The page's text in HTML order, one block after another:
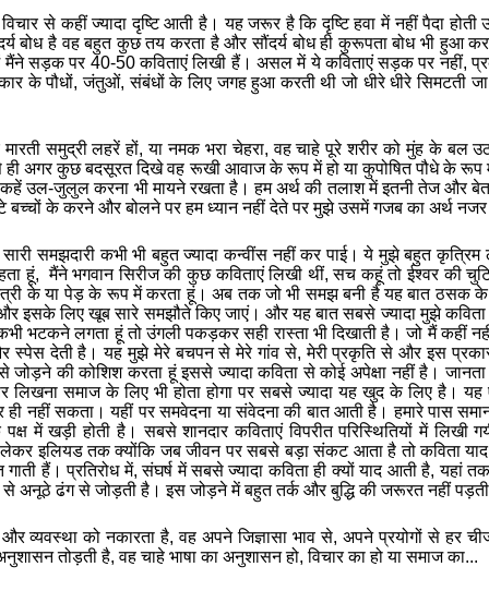
विचार से कहीं ज्यादा दृष्टि आती है। यह जरूर है कि दृष्टि हवा में नहीं पैदा होती
बोध है वह बहुत कुछ तय करता है और सौंदर्य बोध ही कुरूपता बोध भी हुआ
मैंने सड़क पर40-50कविताएं लिखी हैं। असल में ये कविताएं सड़क पर नहीं,
के पौधों,जंतुओं,संबंधों के लिए जगह हुआ करती थी जो धीरे धीरे सिमटती जा
मारती समुद्री लहरें हों,या नमक भरा चेहरा,वह चाहे पूरे शरीर को मुंह के बल
ही अगर कुछ बदसूरत दिखे वह रूखी आवाज के रूप में हो या कुपोषित पौधे के रूप
कहें उल-जुलुल करना भी मायने रखता है। हम अर्थ की तलाश में इतनी तेज और
बच्चों के करने और बोलने पर हम ध्यान नहीं देते पर मुझे उसमें गजब का अर्थ नजर
सारी समझदारी कभी भी बहुत ज्यादा कन्वींस नहीं कर पाई। ये मुझे बहुत कृत्रिम
हूं,मैंने भगवान सिरीज की कुछ कविताएं लिखी थीं,सच कहूं तो ईश्वर की
के या पेड़ के रूप में करता हूं। अब तक जो भी समझ बनी है यह बात ठसक के
इसके लिए खूब सारे समझौते किए जाएं। और यह बात सबसे ज्यादा मुझे कविता
भटकने लगता हूं तो उंगली पकड़कर सही रास्ता भी दिखाती है। जो मैं कहीं
स्‍पेस देती है। यह मुझे मेरे बचपन से मेरे गांव से,मेरी प्रकृति से और इस
जोड़ने की कोशिश करता हूं इससे ज्यादा कविता से कोई अपेक्षा नहीं है। जानता
लिखना समाज के लिए भी होता होगा पर सबसे ज्यादा यह खुद के लिए है। यह
ही नहीं सकता। यहीं पर समवेदना या संवेदना की बात आती है। हमारे पास
पक्ष में खड़ी होती है। सबसे शानदार कविताएं विपरीत परिस्थितियों में लिखी
लेकर इलियड तक क्‍योंकि जब जीवन पर सबसे बड़ा संकट आता है तो कविता याद
गाती हैं। प्रतिरोध में,संघर्ष में सबसे ज्‍यादा कविता ही क्‍यों याद आती है,यहां
से अनूठे ढंग से जोड़ती है। इस जोड़ने में बहुत तर्क और बुद्धि की जरूरत नहीं
और व्‍यवस्‍था को नकारता है,वह अपने जिज्ञासा भाव से, अपने प्रयोगों से हर
तोड़ती है,वह चाहे भाषा का अनुशासन हो,विचार का हो या समाज का...